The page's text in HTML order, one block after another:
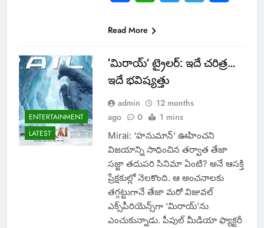
Read More
ENTERTAINMENT
LATEST
‘మిరాయ్’ ట్రైలర్‌: ఇదే చరిత్ర…
ఇదే భవిష్యత్తు
admin
12 months
ago
0 1 mins
Mirai: ‘హనుమాన్‌’ ఊహించని
విజయాన్ని సాధించిన తర్వాత తేజా
సజ్జా తదుపరి సినిమా ఏంటి? అనే ఆసక్తి
ప్రేక్షకుల్లో నెలకొంది. ఆ అంచనాలకు
తగ్గట్టుగానే తేజా మరో విజువల్
ఎక్స్‌పీరియెన్స్‌గా ‘మిరాయ్‌’ను
ఎంచుకున్నాడు. పీపుల్ మీడియా ఫ్యాక్టరీ